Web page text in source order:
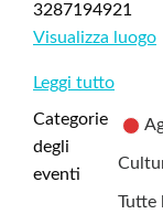
3287194921
Visualizza luogo
Leggi tutto
Categorie
degli
eventi
Tutte